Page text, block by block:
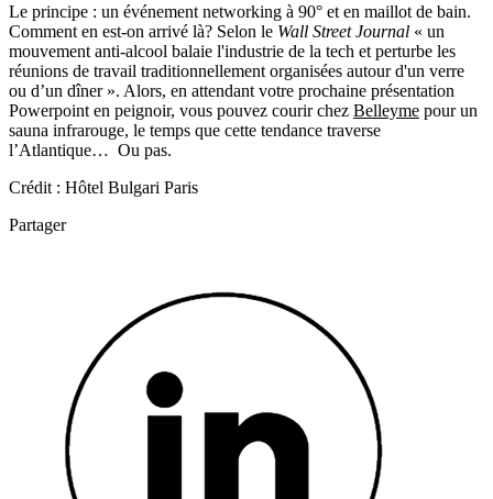
Le principe : un événement networking à 90° et en maillot de bain.
Comment en est-on arrivé là? Selon le Wall Street Journal « un
mouvement anti-alcool balaie l'industrie de la tech et perturbe les
réunions de travail traditionnellement organisées autour d'un verre
ou d’un dîner ». Alors, en attendant votre prochaine présentation
Powerpoint en peignoir, vous pouvez courir chez Belleyme pour un
sauna infrarouge, le temps que cette tendance traverse
l’Atlantique… Ou pas.
Crédit : Hôtel Bulgari Paris
Partager